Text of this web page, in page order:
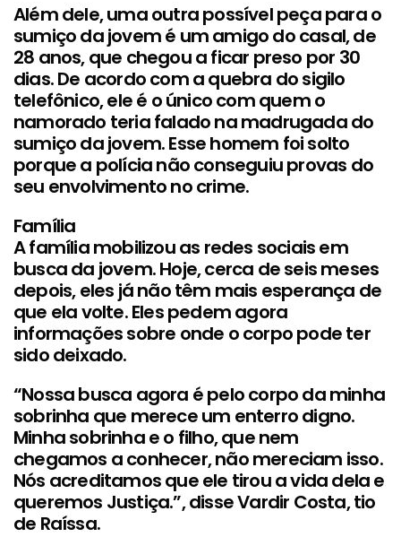
Além dele, uma outra possível peça para o
sumiço da jovem é um amigo do casal, de
28 anos, que chegou a ficar preso por 30
dias. De acordo com a quebra do sigilo
telefônico, ele é o único com quem o
namorado teria falado na madrugada do
sumiço da jovem. Esse homem foi solto
porque a polícia não conseguiu provas do
seu envolvimento no crime.
Família
A família mobilizou as redes sociais em
busca da jovem. Hoje, cerca de seis meses
depois, eles já não têm mais esperança de
que ela volte. Eles pedem agora
informações sobre onde o corpo pode ter
sido deixado.
“Nossa busca agora é pelo corpo da minha
sobrinha que merece um enterro digno.
Minha sobrinha e o filho, que nem
chegamos a conhecer, não mereciam isso.
Nós acreditamos que ele tirou a vida dela e
queremos Justiça.”, disse Vardir Costa, tio
de Raíssa.